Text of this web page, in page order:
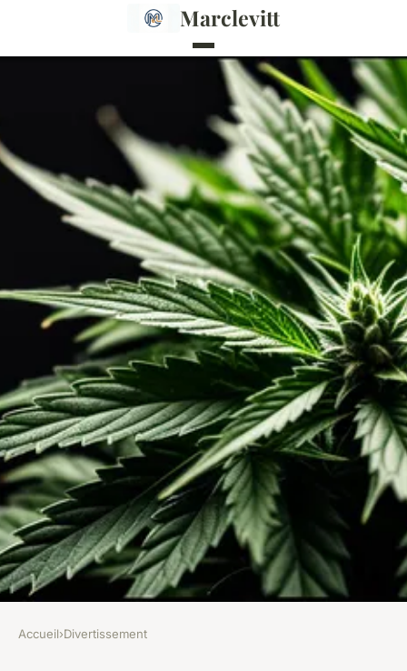
Marclevitt
Accueil›Divertissement